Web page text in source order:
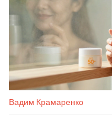
Вадим Крамаренко